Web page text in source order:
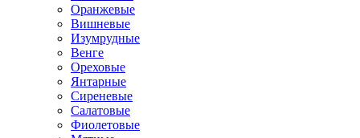
Оранжевые
Вишневые
Изумрудные
Венге
Ореховые
Янтарные
Сиреневые
Салатовые
Фиолетовые